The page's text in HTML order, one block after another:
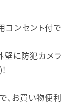
ンセント付で
壁に防犯カメラ
、お買い物便利